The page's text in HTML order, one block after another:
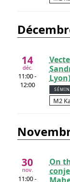
14
déc.
11:00 -
12:00
Lyon)
M2
30
nov.
11:00 -
On